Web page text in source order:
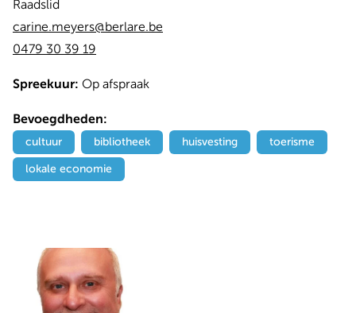
Raadslid
carine.meyers@berlare.be
0479 30 39 19
Spreekuur: Op afspraak
Bevoegdheden:
cultuur bibliotheek huisvesting toerisme
lokale economie